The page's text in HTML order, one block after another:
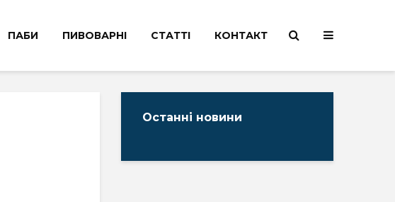
ПАБИ ПИВОВАРНІ СТАТТІ КОНТАКТ
Останні новини